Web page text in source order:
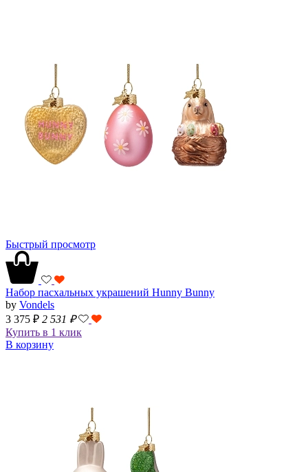
Быстрый просмотр
Набор пасхальных украшений Hunny Bunny
by Vondels
3 375 ₽ 2 531 ₽
Купить в 1 клик
В корзину